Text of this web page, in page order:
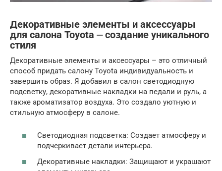
Декоративные элементы и аксессуары
для салона Toyota ⏤ создание уникального
стиля
Декоративные элементы и аксессуары – это отличный
способ придать салону Toyota индивидуальность и
завершить образ. Я добавил в салон светодиодную
подсветку, декоративные накладки на педали и руль, а
также ароматизатор воздуха. Это создало уютную и
стильную атмосферу в салоне.
Светодиодная подсветка: Создает атмосферу и
подчеркивает детали интерьера.
Декоративные накладки: Защищают и украшают